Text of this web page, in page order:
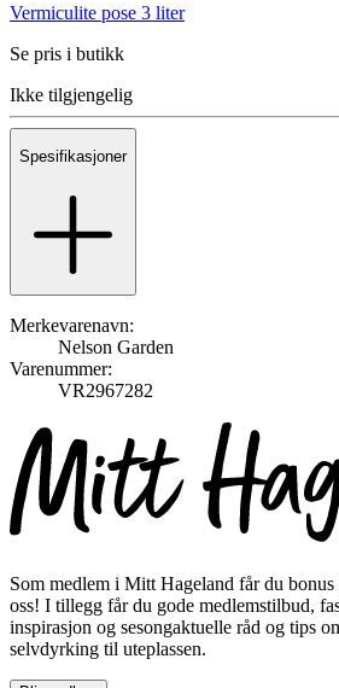
Vermiculite pose 3 liter
Se pris i butikk
Ikke tilgjengelig
Spesifikasjoner
Merkevarenavn:
Nelson Garden
Varenummer:
VR2967282
Som medlem i Mitt Hageland får du bonus
oss! I tillegg får du gode medlemstilbud,
inspirasjon og sesongaktuelle råd og tips
selvdyrking til uteplassen.